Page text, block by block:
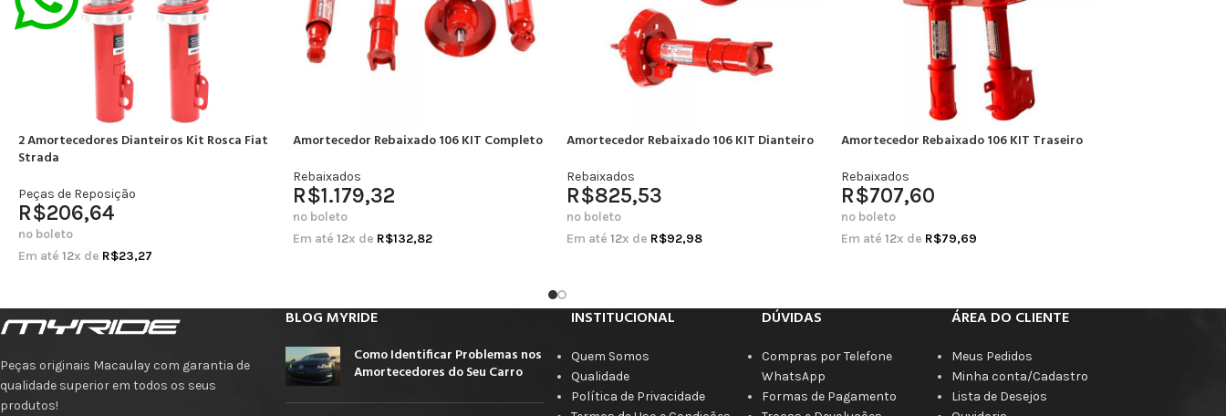
2 Amortecedores Dianteiros Kit Rosca Fiat
Strada
Peças de Reposição
R$206,64
no boleto
Em até 12x de R$23,27
Amortecedor Rebaixado 106 KIT Completo
Rebaixados
R$1.179,32
no boleto
Em até 12x de R$132,82
Amortecedor Rebaixado 106 KIT Dianteiro
Rebaixados
R$825,53
no boleto
Em até 12x de R$92,98
Amortecedor Rebaixado 106 KIT Traseiro
Rebaixados
R$707,60
no boleto
Em até 12x de R$79,69
Peças originais Macaulay com garantia de
qualidade superior em todos os seus
produtos!
BLOG MYRIDE
Como Identificar Problemas nos
Amortecedores do Seu Carro
INSTITUCIONAL
Quem Somos
Qualidade
Política de Privacidade
DÚVIDAS
Compras por Telefone
WhatsApp
Formas de Pagamento
ÁREA DO CLIENTE
Meus Pedidos
Minha conta/Cadastro
Lista de Desejos